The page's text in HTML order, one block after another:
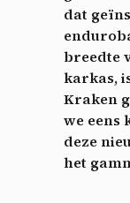
dat
breedte
karkas,
Kraken
we eens
deze
het